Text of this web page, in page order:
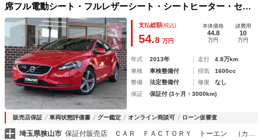
席フル電動シート・フルレザーシート・シートヒーター・セー
フティＰＫＧ・前後衝突防止センサー・純正ナビ・地デジＴ
Ｖ・バックカメラ・ＥＴＣ・Ｂｌｕｅｔｏｏｔｈ
支払総額(税込)
54.8 万円
本体価格
44.8
万円
諸費用
10
万円
年式 2013年 走行
4.8万km
車検
車検整備付 排気
1600cc
整備
法定整備付 修復
なし
保証
保証付 (3ヶ月・3000km)
販売店保証 車両状態評価書 グー鑑定 オンライン商談可 ローン仮審査
埼玉県狭山市